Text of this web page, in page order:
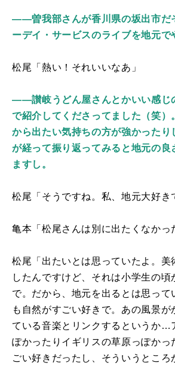
――曽我部さんが香川県の坂出市だ
ーデイ・サービスのライブを地元で
松尾「熱い！それいいなあ」
――讃岐うどん屋さんとかいい感じ
で紹介してくださってました（笑）
から出たい気持ちの方が強かったり
が経って振り返ってみると地元の良
ますし。
松尾「そうですね。私、地元大好き
亀本「松尾さんは別に出たくなかっ
松尾「出たいとは思っていたよ。美
したんですけど、それは小学生の頃
で。だから、地元を出るとは思って
も自然がすごい好きで。あの風景が
ている音楽とリンクするというか…
ぽかったりイギリスの草原っぽかっ
ごい好きだったし、そういうところ